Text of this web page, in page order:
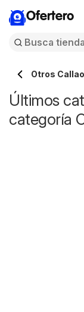
Ofertero
Otros Callao
Últimos
categoría